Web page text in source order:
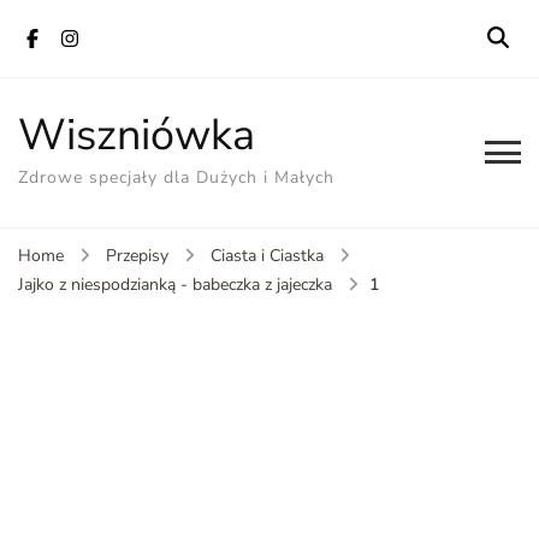
Wiszniówka
Zdrowe specjały dla Dużych i Małych
Home Przepisy
Ciasta i Ciastka
Jajko z niespodzianką - babeczka z jajeczka
1